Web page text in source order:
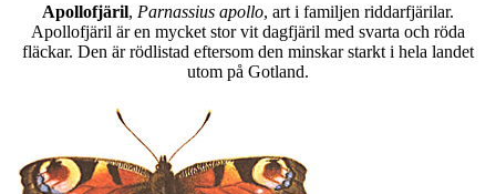
Apollofjäril, Parnassius apollo, art i familjen riddarfjärilar.
Apollofjäril är en mycket stor vit dagfjäril med svarta och röda
fläckar. Den är rödlistad eftersom den minskar starkt i hela landet
utom på Gotland.